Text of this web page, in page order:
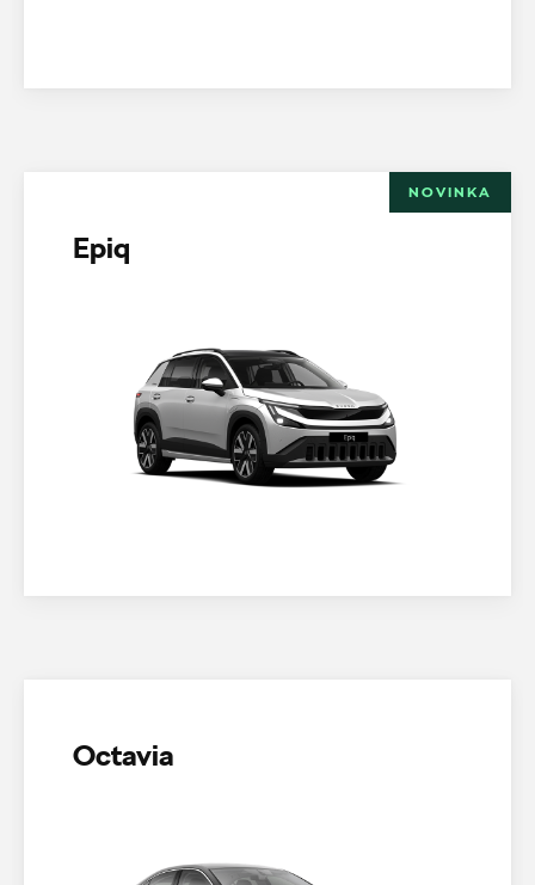
NOVINKA
Epiq
Octavia